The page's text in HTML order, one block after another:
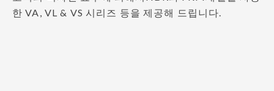
한 VA, VL & VS 시리즈 등을 제공해 드립니다.